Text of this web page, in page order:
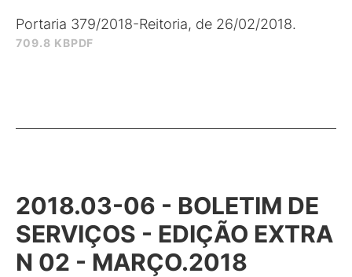
709.8 KBPDF
Portaria 379/2018-Reitoria, de 26/02/2018.
2018.03-06 - BOLETIM DE
SERVIÇOS - EDIÇÃO EXTRA
N 02 - MARÇO.2018